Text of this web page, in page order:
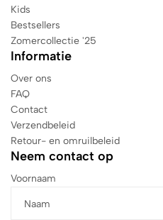
Kids
Bestsellers
Zomercollectie '25
Informatie
Over ons
FAQ
Contact
Verzendbeleid
Retour- en omruilbeleid
Neem contact op
Voornaam